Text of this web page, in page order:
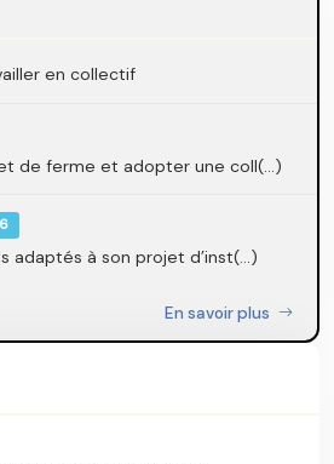
en collectif
de ferme et adopter une coll(...)
adaptés à son projet d’inst(...)
En savoir plus